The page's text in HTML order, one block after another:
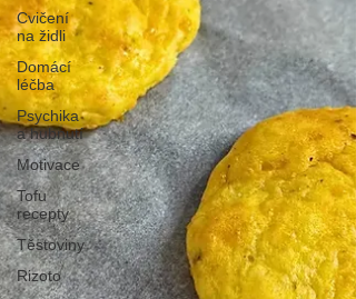
Cvičení
na židli
Domácí
léčba
Psychika
a hubnutí
Motivace
Tofu
recepty
Těstoviny
Rizoto